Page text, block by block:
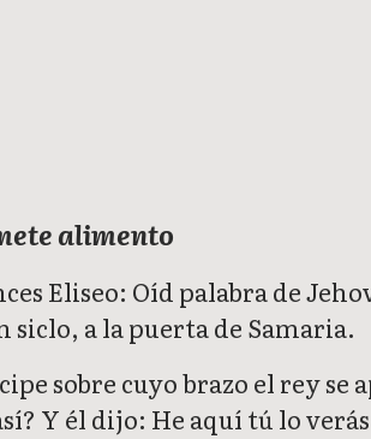
alimento
Eliseo: Oíd palabra de
siclo, a la puerta de Samaria.
sobre cuyo brazo el rey se
Y él dijo: He aquí tú lo